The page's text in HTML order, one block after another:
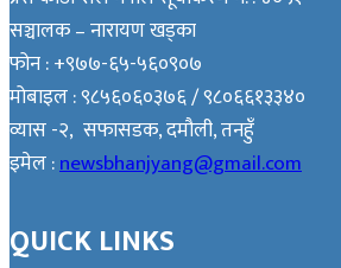
सञ्चालक – नारायण खड्का
फोन : +९७७-६५-५६०९०७
मोबाइल : ९८५६०६०३७६ / ९८०६६१३३४०
व्यास -२, सफासडक, दमौली, तनहुँ
इमेल :newsbhanjyang@gmail.com
QUICK LINKS